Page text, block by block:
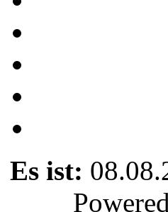
Es ist: